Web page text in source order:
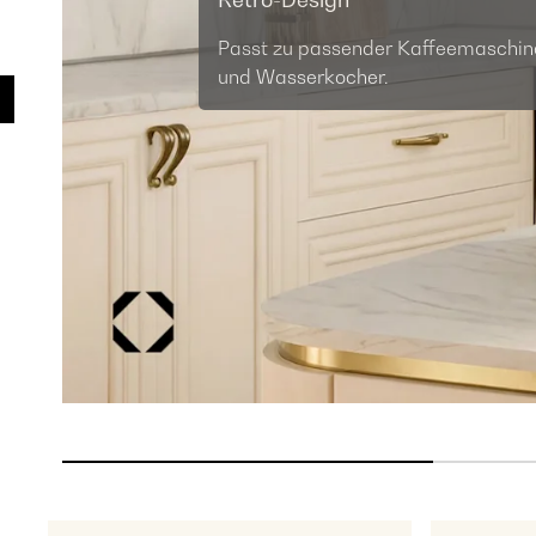
Passt zu passender
und Wasserkocher.